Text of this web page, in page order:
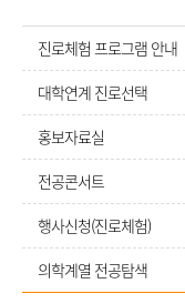
진로체험 프로그램 안내
대학연계 진로선택
홍보자료실
전공콘서트
행사신청(진로체험)
의학계열 전공탐색